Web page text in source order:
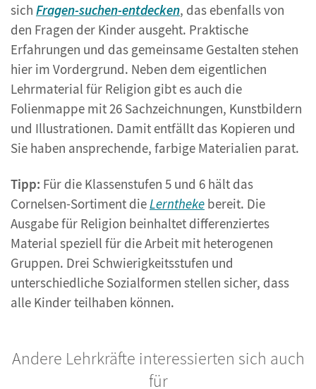
sich Fragen-suchen-entdecken, das ebenfalls von
den Fragen der Kinder ausgeht. Praktische
Erfahrungen und das gemeinsame Gestalten stehen
hier im Vordergrund. Neben dem eigentlichen
Lehrmaterial für Religion gibt es auch die
Folienmappe mit 26 Sachzeichnungen, Kunstbildern
und Illustrationen. Damit entfällt das Kopieren und
Sie haben ansprechende, farbige Materialien parat.
Tipp: Für die Klassenstufen 5 und 6 hält das
Cornelsen-Sortiment dieLerntheke bereit. Die
Ausgabe für Religion beinhaltet differenziertes
Material speziell für die Arbeit mit heterogenen
Gruppen. Drei Schwierigkeitsstufen und
unterschiedliche Sozialformen stellen sicher, dass
alle Kinder teilhaben können.
Andere Lehrkräfte interessierten sich auch
für